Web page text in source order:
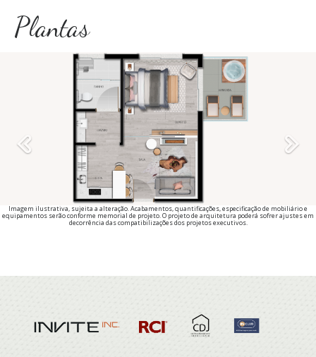
Plantas
Previous
Imagem ilustrativa, sujeita a alteração. Acabamentos, quantificações, especificação de mobiliário e
equipamentos serão conforme memorial de projeto. O projeto de arquitetura poderá sofrer ajustes em
decorrência das compatibilizações dos projetos executivos.